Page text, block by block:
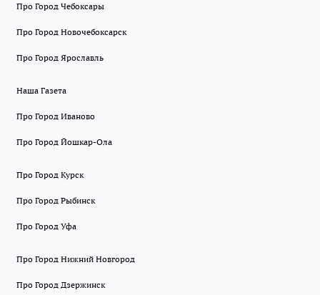
Про Город Чебоксары
Про Город Новочебоксарск
Про Город Ярославль
Наша Газета
Про Город Иваново
Про Город Йошкар-Ола
Про Город Курск
Про Город Рыбинск
Про Город Уфа
Про Город Нижний Новгород
Про Город Дзержинск